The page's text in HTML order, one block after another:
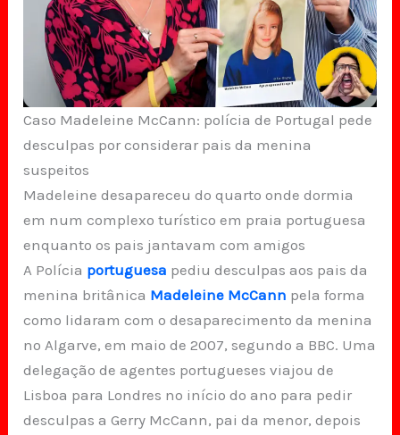
Caso Madeleine McCann: polícia de Portugal pede
desculpas por considerar pais da menina
suspeitos
Madeleine desapareceu do quarto onde dormia
em num complexo turístico em praia portuguesa
enquanto os pais jantavam com amigos
A Polícia portuguesa pediu desculpas aos pais da
menina britânica Madeleine McCann pela forma
como lidaram com o desaparecimento da menina
no Algarve, em maio de 2007, segundo a BBC. Uma
delegação de agentes portugueses viajou de
Lisboa para Londres no início do ano para pedir
desculpas a Gerry McCann, pai da menor, depois